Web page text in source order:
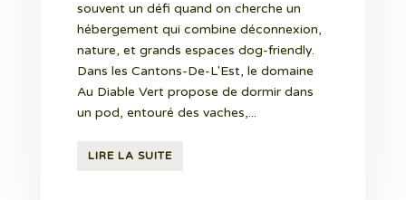
souvent un défi quand on cherche un
hébergement qui combine déconnexion,
nature, et grands espaces dog-friendly.
Dans les Cantons-De-L'Est, le domaine
Au Diable Vert propose de dormir dans
un pod, entouré des vaches,...
LIRE LA SUITE